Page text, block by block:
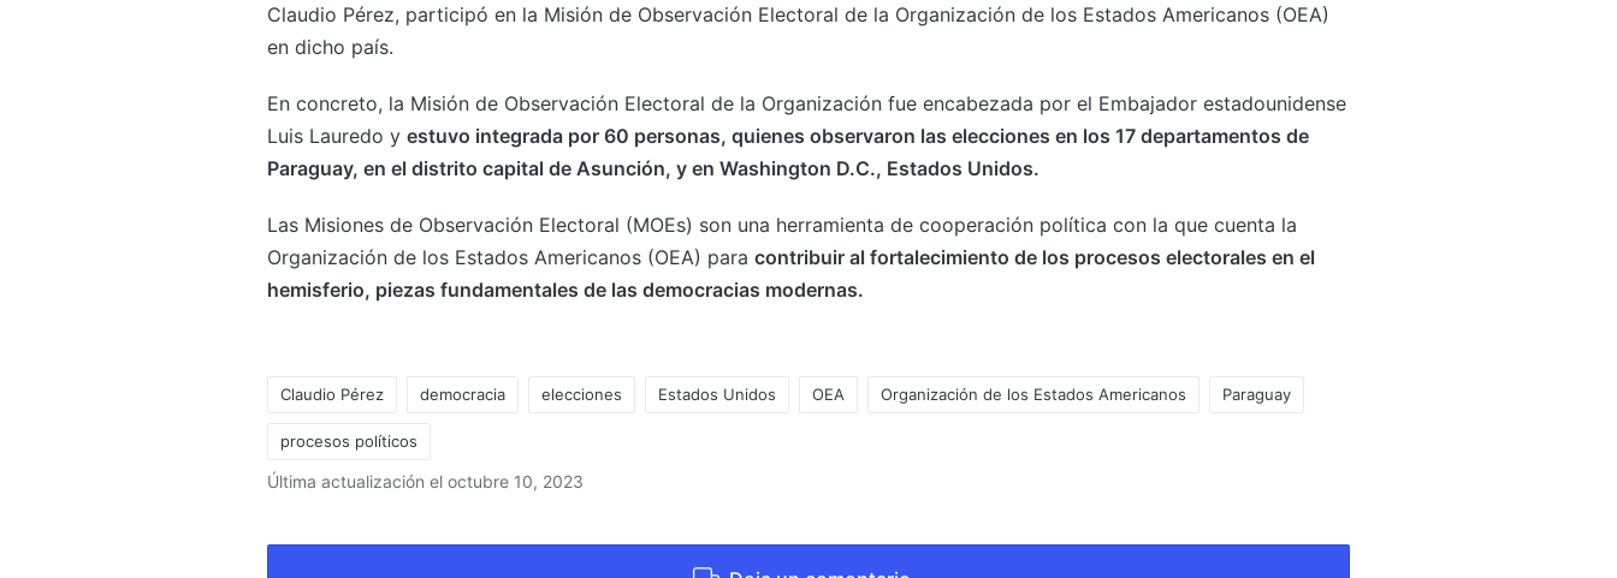
Claudio Pérez, participó en la Misión de Observación Electoral de la Organización de los Estados Americanos (OEA)
en dicho país.
En concreto, la Misión de Observación Electoral de la Organización fue encabezada por el Embajador estadounidense
Luis Lauredo y estuvo integrada por 60 personas, quienes observaron las elecciones en los 17 departamentos de
Paraguay, en el distrito capital de Asunción, y en Washington D.C., Estados Unidos.
Las Misiones de Observación Electoral (MOEs) son una herramienta de cooperación política con la que cuenta la
Organización de los Estados Americanos (OEA) para contribuir al fortalecimiento de los procesos electorales en el
hemisferio, piezas fundamentales de las democracias modernas.
Claudio Pérez democracia elecciones Estados Unidos OEA Organización de los Estados Americanos Paraguay
procesos políticos
Última actualización el octubre 10, 2023